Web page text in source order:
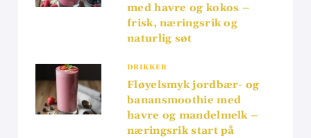
med havre og kokos –
frisk, næringsrik og
naturlig søt
DRIKKER
Fløyelsmyk jordbær- og
banansmoothie med
havre og mandelmelk –
næringsrik start på